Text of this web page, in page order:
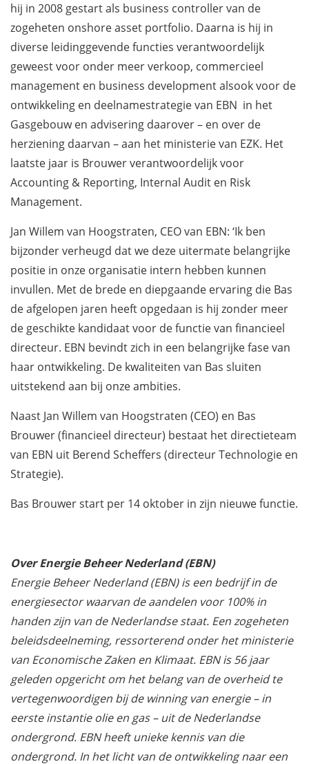
hij in 2008 gestart als business controller van de
zogeheten onshore asset portfolio. Daarna is hij in
diverse leidinggevende functies verantwoordelijk
geweest voor onder meer verkoop, commercieel
management en business development alsook voor de
ontwikkeling en deelnamestrategie van EBN in het
Gasgebouw en advisering daarover – en over de
herziening daarvan – aan het ministerie van EZK. Het
laatste jaar is Brouwer verantwoordelijk voor
Accounting & Reporting, Internal Audit en Risk
Management.
Jan Willem van Hoogstraten, CEO van EBN: ‘Ik ben
bijzonder verheugd dat we deze uitermate belangrijke
positie in onze organisatie intern hebben kunnen
invullen. Met de brede en diepgaande ervaring die Bas
de afgelopen jaren heeft opgedaan is hij zonder meer
de geschikte kandidaat voor de functie van financieel
directeur. EBN bevindt zich in een belangrijke fase van
haar ontwikkeling. De kwaliteiten van Bas sluiten
uitstekend aan bij onze ambities.
Naast Jan Willem van Hoogstraten (CEO) en Bas
Brouwer (financieel directeur) bestaat het directieteam
van EBN uit Berend Scheffers (directeur Technologie en
Strategie).
Bas Brouwer start per 14 oktober in zijn nieuwe functie.
Over Energie Beheer Nederland (EBN)
Energie Beheer Nederland (EBN) is een bedrijf in de
energiesector waarvan de aandelen voor 100% in
handen zijn van de Nederlandse staat. Een zogeheten
beleidsdeelneming, ressorterend onder het ministerie
van Economische Zaken en Klimaat. EBN is 56 jaar
geleden opgericht om het belang van de overheid te
vertegenwoordigen bij de winning van energie – in
eerste instantie olie en gas – uit de Nederlandse
ondergrond. EBN heeft unieke kennis van die
ondergrond. In het licht van de ontwikkeling naar een